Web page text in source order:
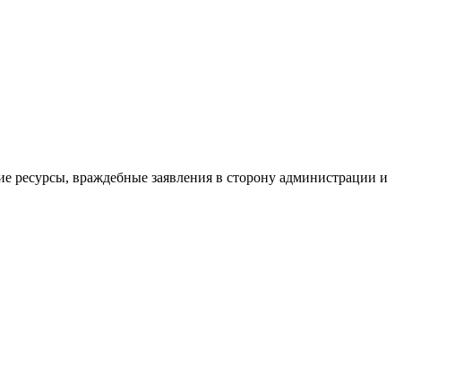
ресурсы, враждебные заявления в сторону администрации и